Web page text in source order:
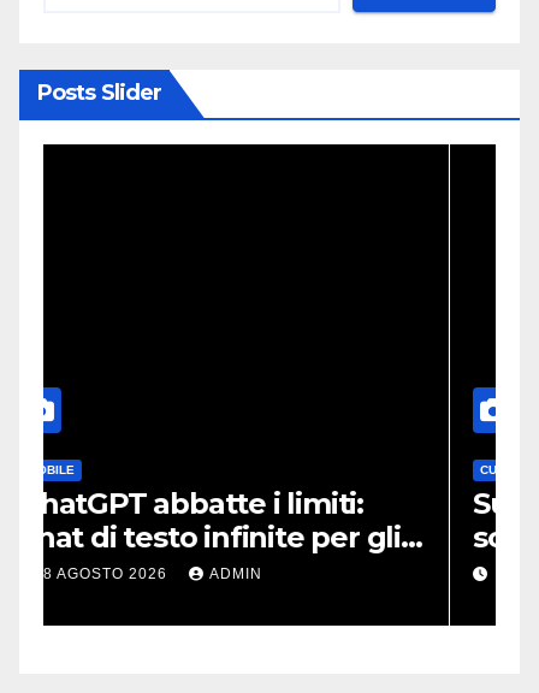
Posts Slider
Su Plutone potrebbe
scorrere ancora azoto
liquido
8 AGOSTO 2026